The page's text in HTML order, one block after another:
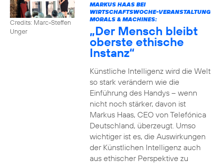
Credits: Marc-Steffen
Unger
MARKUS HAAS BEI
WIRTSCHAFTSWOCHE-VERANSTALTUNG
MORALS & MACHINES:
„Der Mensch bleibt
oberste ethische
Instanz“
Künstliche Intelligenz wird die Welt
so stark verändern wie die
Einführung des Handys – wenn
nicht noch stärker, davon ist
Markus Haas, CEO von Telefónica
Deutschland, überzeugt. Umso
wichtiger ist es, die Auswirkungen
der Künstlichen Intelligenz auch
aus ethischer Perspektive zu